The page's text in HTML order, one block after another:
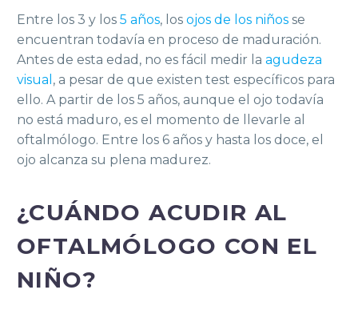
Entre los 3 y los 5 años, los ojos de los niños se
encuentran todavía en proceso de maduración.
Antes de esta edad, no es fácil medir la agudeza
visual , a pesar de que existen test específicos para
ello. A partir de los 5 años, aunque el ojo todavía
no está maduro, es el momento de llevarle al
oftalmólogo. Entre los 6 años y hasta los doce, el
ojo alcanza su plena madurez.
¿CUÁNDO ACUDIR AL
OFTALMÓLOGO CON EL
NIÑO?